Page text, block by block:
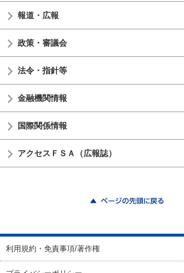
報道・広報
政策・審議会
法令・指針等
金融機関情報
国際関係情報
アクセスＦＳＡ（広報誌）
利用規約・免責事項/著作権